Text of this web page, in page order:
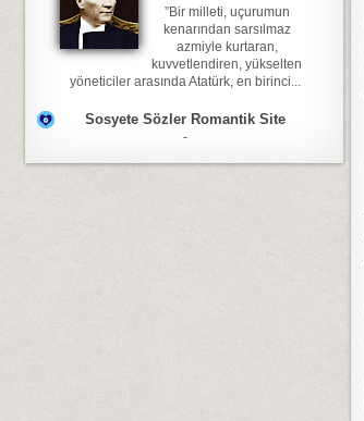
”Bir milleti, uçurumun
kenarından sarsılmaz
azmiyle kurtaran,
kuvvetlendiren, yükselten
yöneticiler arasında Atatürk, en birinci...
Sosyete Sözler Romantik Site
-